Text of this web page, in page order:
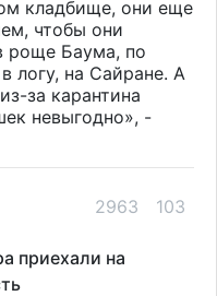
кладбище, они еще
чтобы они
роще Баума, по
логу, на Сайране. А
за карантина
невыгодно», -
2963 103
приехали на